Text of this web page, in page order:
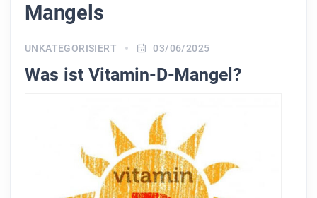
Mangels
UNKATEGORISIERT 03/06/2025
Was ist Vitamin-D-Mangel?